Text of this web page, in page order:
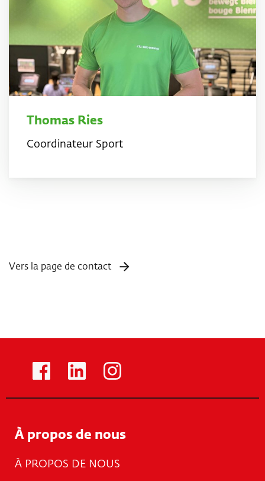
Thomas Ries
Coordinateur Sport
Vers la page de contact
À propos de nous
À PROPOS DE NOUS